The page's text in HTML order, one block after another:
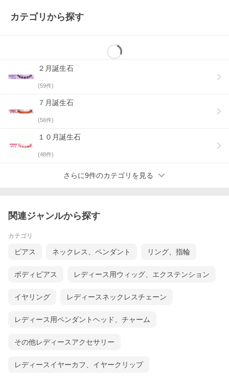
カテゴリから探す
２月誕生石
(59件)
７月誕生石
(56件)
１０月誕生石
(48件)
さらに9件のカテゴリを見る
関連ジャンルから探す
カテゴリ
ピアス ネックレス、ペンダント リング、指輪
ボディピアス レディース用ウィッグ、エクステンション
イヤリング レディースネックレスチェーン
レディース用ペンダントヘッド、チャーム
その他レディースアクセサリー
レディースイヤーカフ、イヤークリップ